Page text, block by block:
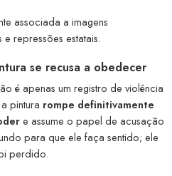
associada a imagens
repressões estatais.
se recusa a obedecer
é apenas um registro de violência
pintura rompe definitivamente
e assume o papel de acusação
para que ele faça sentido; ele
perdido.